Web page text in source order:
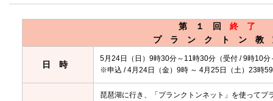
第１回 終了
プランクトン
日時
5月24日（日）9時30分～11時30分（受付 / 9時10分
※申込 / 4月24日（金）9時 ～ 4月25日（土）23時
琵琶湖に行き、「プランクトンネット」を使ってプ